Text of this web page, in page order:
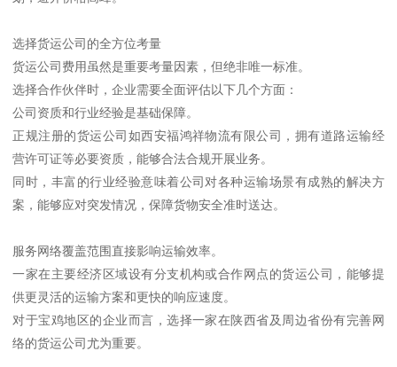
选择货运公司的全方位考量
货运公司费用虽然是重要考量因素，但绝非唯一标准。
选择合作伙伴时，企业需要全面评估以下几个方面：
公司资质和行业经验是基础保障。
正规注册的货运公司如西安福鸿祥物流有限公司，拥有道路运输经
营许可证等必要资质，能够合法合规开展业务。
同时，丰富的行业经验意味着公司对各种运输场景有成熟的解决方
案，能够应对突发情况，保障货物安全准时送达。
服务网络覆盖范围直接影响运输效率。
一家在主要经济区域设有分支机构或合作网点的货运公司，能够提
供更灵活的运输方案和更快的响应速度。
对于宝鸡地区的企业而言，选择一家在陕西省及周边省份有完善网
络的货运公司尤为重要。